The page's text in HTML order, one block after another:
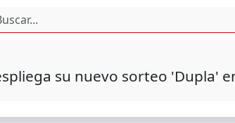
su nuevo sorteo 'Dupla'